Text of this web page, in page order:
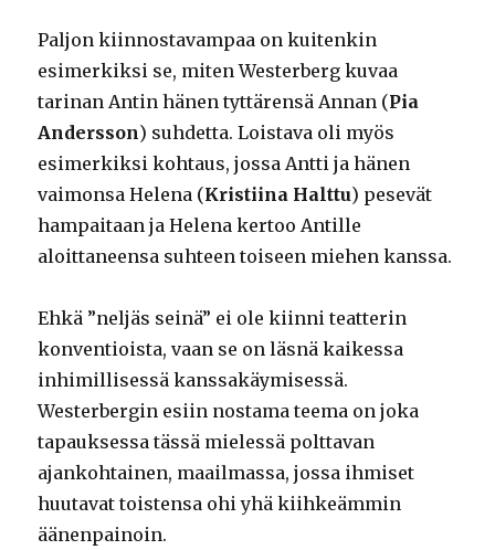
Paljon kiinnostavampaa on kuitenkin
esimerkiksi se, miten Westerberg kuvaa
tarinan Antin hänen tyttärensä Annan (Pia
Andersson) suhdetta. Loistava oli myös
esimerkiksi kohtaus, jossa Antti ja hänen
vaimonsa Helena (Kristiina Halttu) pesevät
hampaitaan ja Helena kertoo Antille
aloittaneensa suhteen toiseen miehen kanssa.
Ehkä ”neljäs seinä” ei ole kiinni teatterin
konventioista, vaan se on läsnä kaikessa
inhimillisessä kanssakäymisessä.
Westerbergin esiin nostama teema on joka
tapauksessa tässä mielessä polttavan
ajankohtainen, maailmassa, jossa ihmiset
huutavat toistensa ohi yhä kiihkeämmin
äänenpainoin.